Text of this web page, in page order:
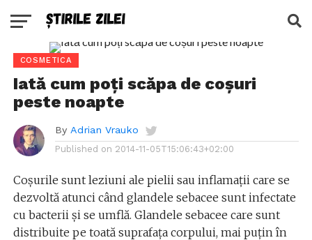
COSMETICA
Iată cum poți scăpa de coșuri
peste noapte
By Adrian Vrauko
Published on 2014-11-05T15:06:43+02:00
Coșurile sunt leziuni ale pielii sau inflamații care se
dezvoltă atunci când glandele sebacee sunt infectate
cu bacterii și se umflă. Glandele sebacee care sunt
distribuite pe toată suprafața corpului, mai puțin în